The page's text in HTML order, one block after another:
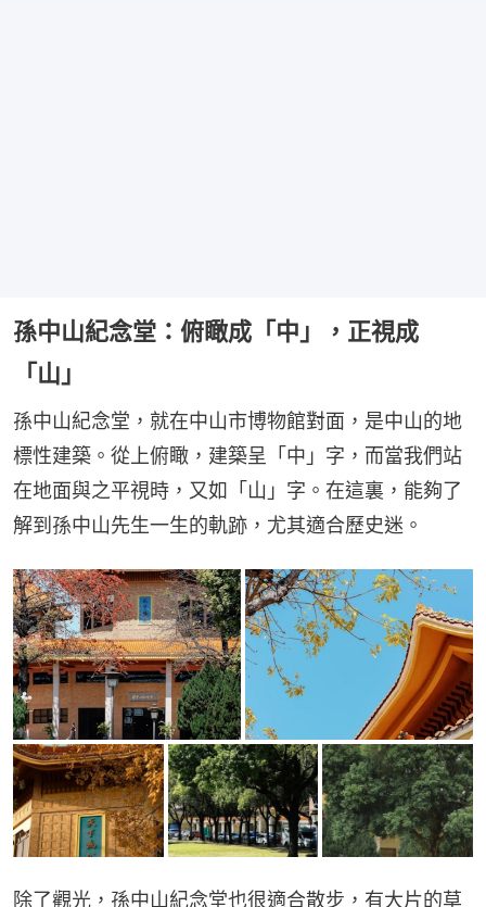
孫中山紀念堂：俯瞰成「中」，正視成
「山」
孫中山紀念堂，就在中山市博物館對面，是中山的地
標性建築。從上俯瞰，建築呈「中」字，而當我們站
在地面與之平視時，又如「山」字。在這裏，能夠了
解到孫中山先生一生的軌跡，尤其適合歷史迷。
除了觀光，孫中山紀念堂也很適合散步，有大片的草